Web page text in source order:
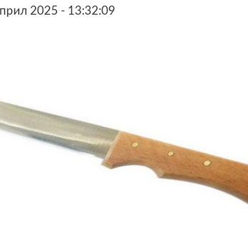
2025 - 13:32:09